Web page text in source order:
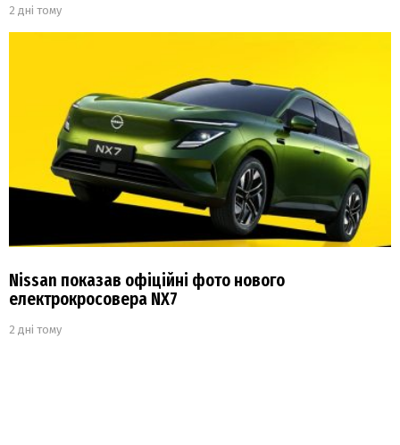
2 дні тому
Nissan показав офіційні фото нового
електрокросовера NX7
2 дні тому